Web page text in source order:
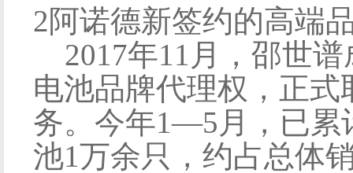
2阿诺德新签约的高端
2017年11月，邵世谱
电池品牌代理权，正
务。今年1—5月，已累
池1万余只，约占总体